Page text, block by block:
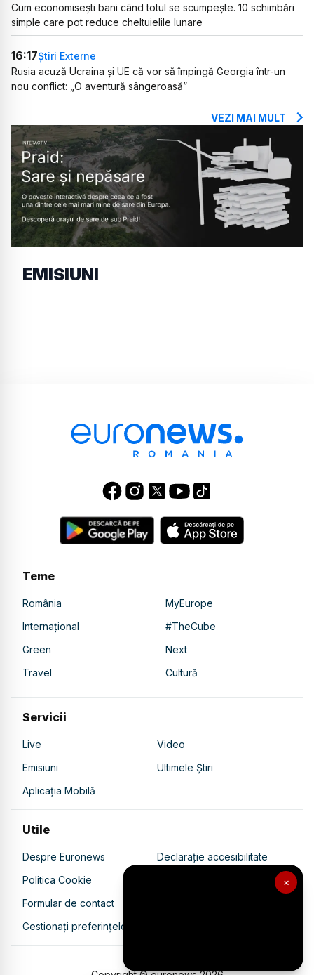
×
Cum economisești bani când totul se scumpește. 10 schimbări
simple care pot reduce cheltuielile lunare
16:17Știri Externe
Rusia acuză Ucraina și UE că vor să împingă Georgia într-un
nou conflict: „O aventură sângeroasă”
VEZI MAI MULT
EMISIUNI
Teme
România
MyEurope
Internațional
#TheCube
Green
Next
Travel
Cultură
Servicii
Live
Video
Emisiuni
Ultimele Știri
Aplicația Mobilă
Utile
Despre Euronews
Declarație accesibilitate
Politica Cookie
Politica de confidențialitate
Formular de contact
Gestionați preferințele